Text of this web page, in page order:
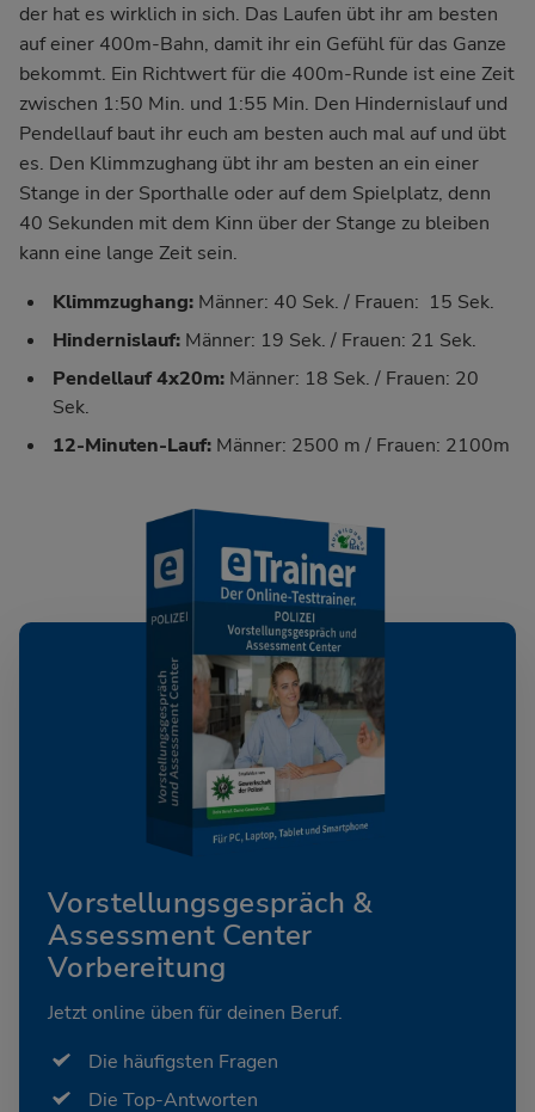
der hat es wirklich in sich. Das Laufen übt ihr am besten
auf einer 400m-Bahn, damit ihr ein Gefühl für das Ganze
bekommt. Ein Richtwert für die 400m-Runde ist eine Zeit
zwischen 1:50 Min. und 1:55 Min. Den Hindernislauf und
Pendellauf baut ihr euch am besten auch mal auf und übt
es. Den Klimmzughang übt ihr am besten an ein einer
Stange in der Sporthalle oder auf dem Spielplatz, denn
40 Sekunden mit dem Kinn über der Stange zu bleiben
kann eine lange Zeit sein.
Klimmzughang: Männer: 40 Sek. / Frauen: 15 Sek.
Hindernislauf: Männer: 19 Sek. / Frauen: 21 Sek.
Pendellauf 4x20m: Männer: 18 Sek. / Frauen: 20
Sek.
12-Minuten-Lauf: Männer: 2500 m / Frauen: 2100m
Vorstellungsgespräch &
Assessment Center
Vorbereitung
Jetzt online üben für deinen Beruf.
Die häufigsten Fragen
Die Top-Antworten